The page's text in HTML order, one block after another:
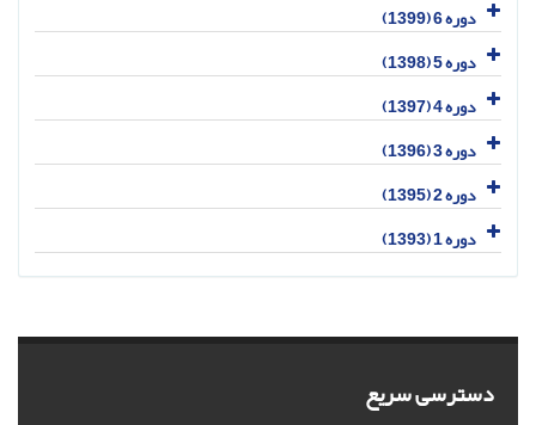
دوره 6 (1399)
دوره 5 (1398)
دوره 4 (1397)
دوره 3 (1396)
دوره 2 (1395)
دوره 1 (1393)
دسترسی سریع